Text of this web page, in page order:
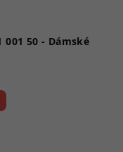
Benetton sluneční brýle BE5061 001 50 - Dámské